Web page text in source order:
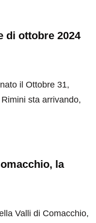
di ottobre 2024
il Ottobre 31,
sta arrivando,
la
Valli di Comacchio,